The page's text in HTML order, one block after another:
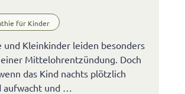
für Kinder
und Kleinkinder leiden besonders
Mittelohrentzündung. Doch
das Kind nachts plötzlich
aufwacht und …